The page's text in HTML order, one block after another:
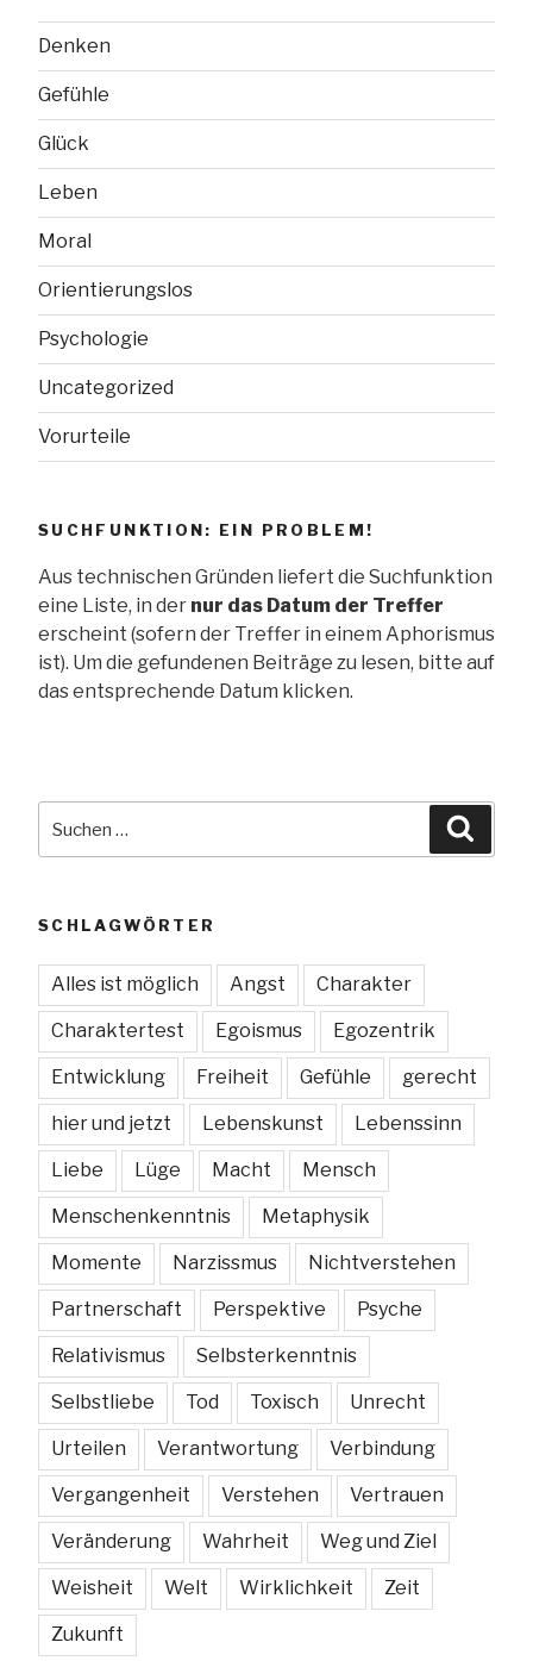
Denken
Gefühle
Glück
Leben
Moral
Orientierungslos
Psychologie
Uncategorized
Vorurteile
SUCHFUNKTION: EIN PROBLEM!
Aus technischen Gründen liefert die Suchfunktion
eine Liste, in der nur das Datum der Treffer
erscheint (sofern der Treffer in einem Aphorismus
ist). Um die gefundenen Beiträge zu lesen, bitte auf
das entsprechende Datum klicken.
nach:
SCHLAGWÖRTER
Alles ist möglich Angst Charakter
Charaktertest Egoismus Egozentrik
Entwicklung Freiheit Gefühle gerecht
hier und jetzt Lebenskunst Lebenssinn
Liebe Lüge Macht Mensch
Menschenkenntnis Metaphysik
Momente Narzissmus Nichtverstehen
Partnerschaft Perspektive Psyche
Relativismus Selbsterkenntnis
Selbstliebe Tod Toxisch Unrecht
Urteilen Verantwortung Verbindung
Vergangenheit Verstehen Vertrauen
Veränderung Wahrheit Weg und Ziel
Weisheit Welt Wirklichkeit Zeit
Zukunft